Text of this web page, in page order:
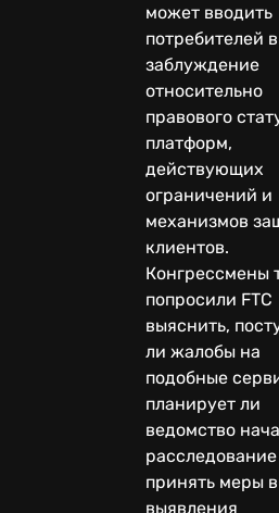
может вводить
потребителей в
заблуждение
относительно
правового
платформ,
действующих
ограничений и
механизмов
клиентов.
Конгрессмены
попросили FTC
выяснить,
ли жалобы на
подобные
планирует ли
ведомство
принять меры
выявления